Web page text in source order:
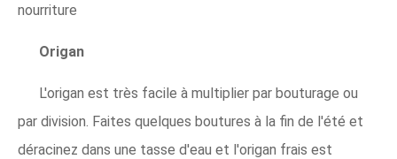
nourriture
Origan
L'origan est très facile à multiplier par bouturage ou
par division. Faites quelques boutures à la fin de l'été et
déracinez dans une tasse d'eau et l'origan frais est